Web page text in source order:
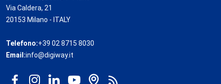
Via Caldera, 21
20153 Milano - ITALY
Telefono:+39 02 8715 8030
Email:info@digiway.it